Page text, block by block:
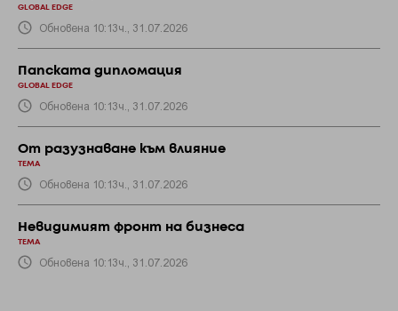
GLOBAL EDGE
Обновена 10:13ч., 31.07.2026
Папската дипломация
GLOBAL EDGE
Обновена 10:13ч., 31.07.2026
От разузнаване към влияние
ТЕМА
Обновена 10:13ч., 31.07.2026
Невидимият фронт на бизнеса
ТЕМА
Обновена 10:13ч., 31.07.2026